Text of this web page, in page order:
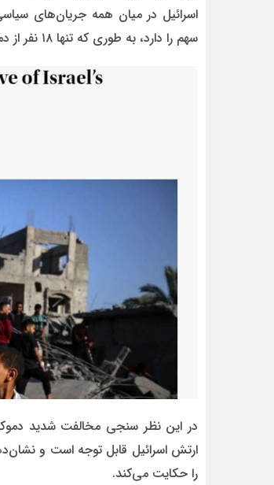
اسرائیل در میان همه جریان‌های
سهم را دارد، به طوری که تنها ۱۸ نفر از دموکرات‌ها محاصره اسرائیل را تایید کرده‌اند و ۷۵ نفر با آن مخالف بودند.
در این نظر سنجی مخالفت شدید
ارتش اسرائیل قابل توجه است و
را حکایت می‌کند.